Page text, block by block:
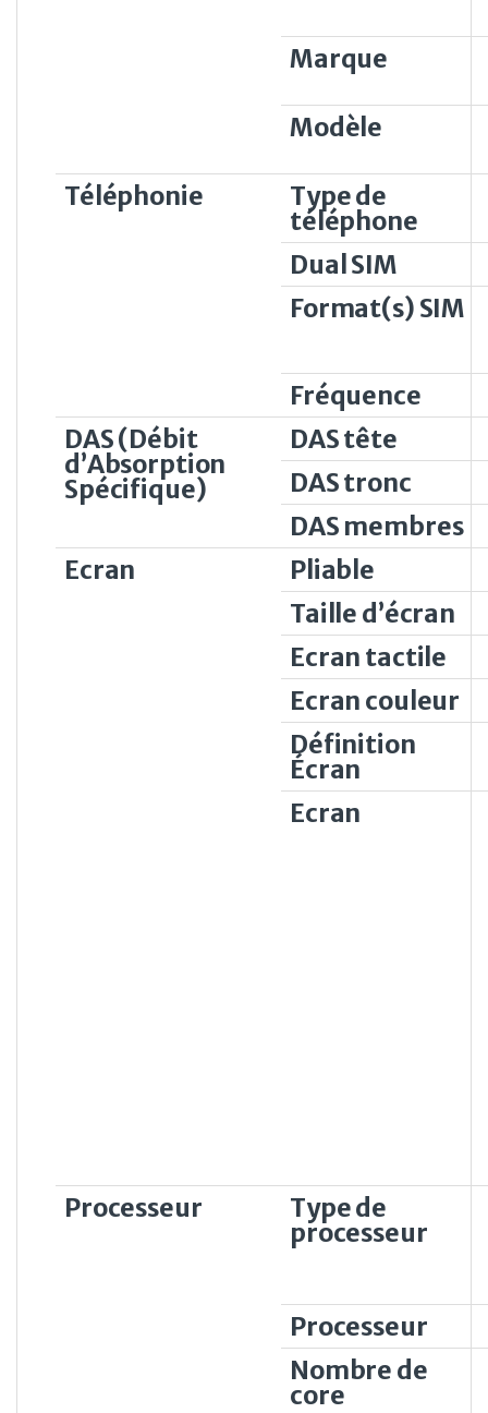
Marque
Modèle
Téléphonie Type de
téléphone
Dual SIM
Format(s) SIM
Fréquence
DAS (Débit
d’Absorption
Spécifique)
DAS tête
DAS tronc
DAS membres
Ecran
Pliable
Taille d’écran
Ecran tactile
Ecran couleur
Définition
Écran
Ecran
Processeur Type de
processeur
Processeur
Nombre de
core